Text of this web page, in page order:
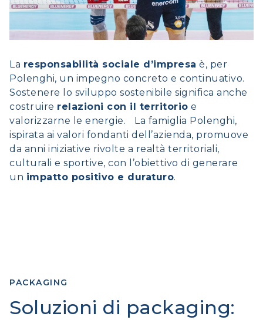
La responsabilità sociale d’impresa è, per
Polenghi, un impegno concreto e continuativo.
Sostenere lo sviluppo sostenibile significa anche
costruire relazioni con il territorio e
valorizzarne le energie. La famiglia Polenghi,
ispirata ai valori fondanti dell’azienda, promuove
da anni iniziative rivolte a realtà territoriali,
culturali e sportive, con l’obiettivo di generare
un impatto positivo e duraturo.
PACKAGING
Soluzioni di packaging: